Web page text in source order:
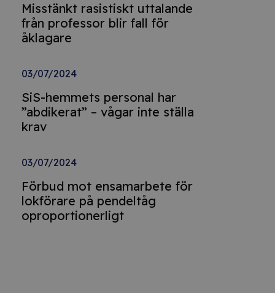
Misstänkt rasistiskt uttalande
från professor blir fall för
åklagare
03/07/2024
SiS-hemmets personal har
”abdikerat” – vågar inte ställa
krav
03/07/2024
Förbud mot ensamarbete för
lokförare på pendeltåg
oproportionerligt